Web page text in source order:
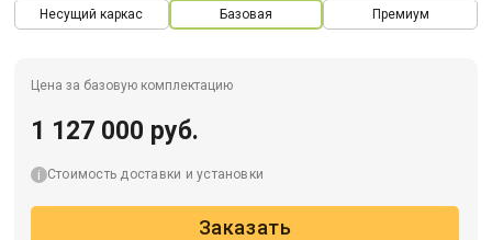
Несущий каркас Базовая Премиум
Цена за базовую комплектацию
1 127 000 руб.
Стоимость доставки и установки
Заказать